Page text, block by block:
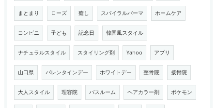
まとまり ローズ 癒し スパイラルパーマ ホームケア
コンビニ 子ども 記念日 韓国風スタイル
ナチュラルスタイル スタイリング剤 Yahoo アプリ
山口県 バレンタインデー ホワイトデー 整骨院 接骨院
大人スタイル 理容院 バスルーム ヘアカラー剤 ポケモン